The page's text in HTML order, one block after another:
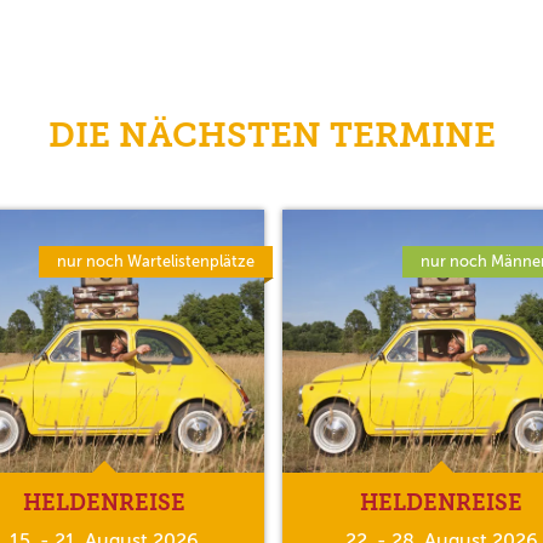
DIE NÄCHSTEN TERMINE
nur noch Wartelistenplätze
HELDENREISE
nur noch
HELDENREISE